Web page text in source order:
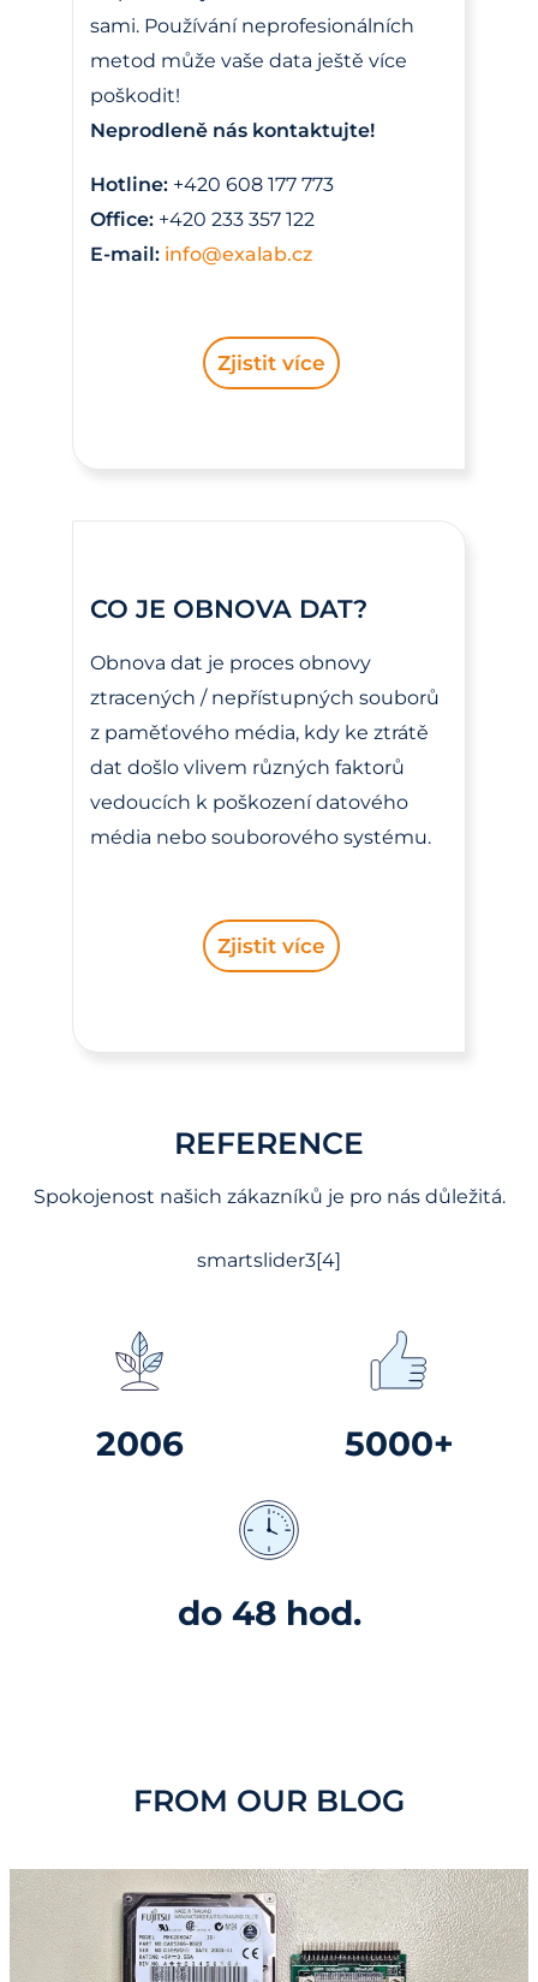
sami. Používání neprofesionálních
metod může vaše data ještě více
poškodit!
Neprodleně nás kontaktujte!
Hotline: +420 608 177 773
Office: +420 233 357 122
E-mail: info@exalab.cz
Zjistit více
CO JE OBNOVA DAT?
Obnova dat je proces obnovy
ztracených / nepřístupných souborů
z paměťového média, kdy ke ztrátě
dat došlo vlivem různých faktorů
vedoucích k poškození datového
média nebo souborového systému.
Zjistit více
REFERENCE
Spokojenost našich zákazníků je pro nás důležitá.
smartslider3[4]
2006 5000+
do 48 hod.
FROM OUR BLOG